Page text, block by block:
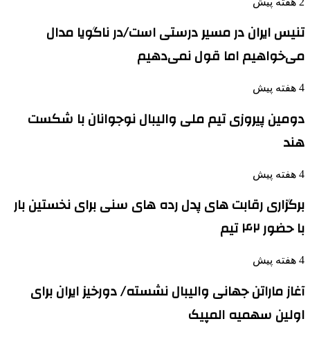
تنیس ایران در مسیر درستی است/در ناگویا مدال
می‌خواهیم اما قول نمی‌دهیم
4 هفته پیش
دومین پیروزی تیم ملی والیبال نوجوانان با شکست
هند
4 هفته پیش
برگزاری رقابت های پدل رده های سنی برای نخستین بار
با حضور ۴۲ تیم
4 هفته پیش
آغاز ماراتن جهانی والیبال نشسته/ دورخیز ایران برای
اولین سهمیه المپیک